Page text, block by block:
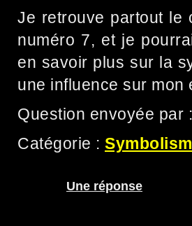
Je retrouve partout le
numéro 7, et je
en savoir plus sur la
une influence sur mon
Question envoyée par :
Catégorie :
Une réponse